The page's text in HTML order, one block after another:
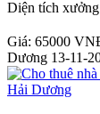
Diện tích xưởng
Giá: 65000
Dương 13-11-